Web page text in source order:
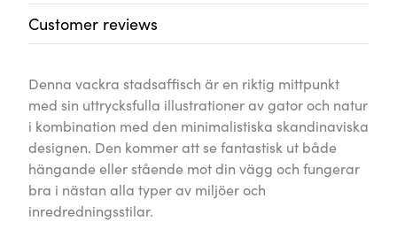
Customer reviews
Denna vackra stadsaffisch är en riktig mittpunkt
med sin uttrycksfulla illustrationer av gator och natur
i kombination med den minimalistiska skandinaviska
designen. Den kommer att se fantastisk ut både
hängande eller stående mot din vägg och fungerar
bra i nästan alla typer av miljöer och
inredredningsstilar.